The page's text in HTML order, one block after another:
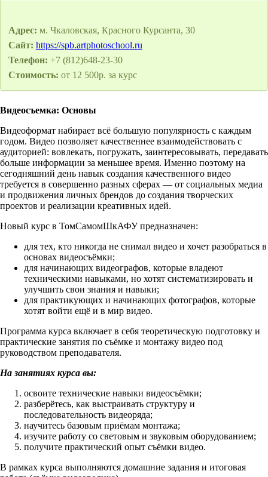
Адрес: м. Чкаловская, Красного Курсанта, 30
Сайт: https://spb.artphotoschool.ru
Телефон: +7 (812)648-23-30
Стоимость: от 12 500р. за курс
Видеосъемка: Основы
Видеоформат набирает всё большую популярность с каждым
годом. Видео позволяет качественнее взаимодействовать с
аудиторией: вовлекать, погружать, заинтересовывать, передавать
больше информации за меньшее время. Именно поэтому на
сегодняшний день навык создания качественного видео
требуется в совершенно разных сферах — от социальных медиа
и продвижения личных брендов до создания творческих
проектов и реализации креативных идей.
Новый курс в ТомСамомШкАФУ предназначен:
для тех, кто никогда не снимал видео и хочет разобраться в
основах видеосъёмки;
для начинающих видеографов, которые владеют
техническими навыками, но хотят систематизировать и
улучшить свои знания и навыки;
для практикующих и начинающих фотографов, которые
хотят войти ещё и в мир видео.
Программа курса включает в себя теоретическую подготовку и
практические занятия по съёмке и монтажу видео под
руководством преподавателя.
На занятиях курса вы:
освоите технические навыки видеосъёмки;
разберётесь, как выстраивать структуру и
последовательность видеоряда;
научитесь базовым приёмам монтажа;
изучите работу со световым и звуковым оборудованием;
получите практический опыт съёмки видео.
В рамках курса выполняются домашние задания и итоговая